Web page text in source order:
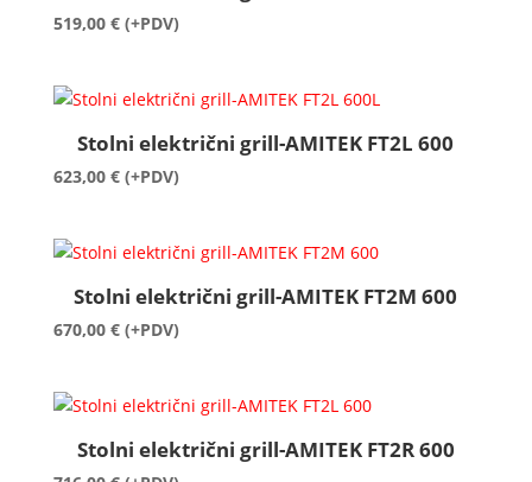
519,00 € (+PDV)
Stolni električni grill-AMITEK FT2L 600
623,00 € (+PDV)
Stolni električni grill-AMITEK FT2M 600
670,00 € (+PDV)
Stolni električni grill-AMITEK FT2R 600